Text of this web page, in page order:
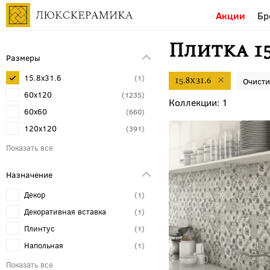
Акции
Размеры
15.8x31.6 1
60x120 1235
60x60 660
120x120 391
30x30
80x80
20x20 162
120x278 150
120x280 140
20x120 131
80x160
Назначение
Декор 1
Декоративная вставка 1
Плинтус 1
Напольная 1
Бордюр
Плитка
15.8x31.6
1